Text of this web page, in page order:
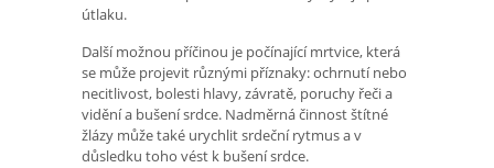
útlaku.
Další možnou příčinou je počínající mrtvice, která
se může projevit různými příznaky: ochrnutí nebo
necitlivost, bolesti hlavy, závratě, poruchy řeči a
vidění a bušení srdce. Nadměrná činnost štítné
žlázy může také urychlit srdeční rytmus a v
důsledku toho vést k bušení srdce.